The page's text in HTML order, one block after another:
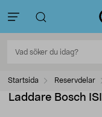
Startsida Reservdelar
Laddare Bosch